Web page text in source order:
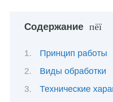
Содержание
Принцип работы
Виды обработки
Технические